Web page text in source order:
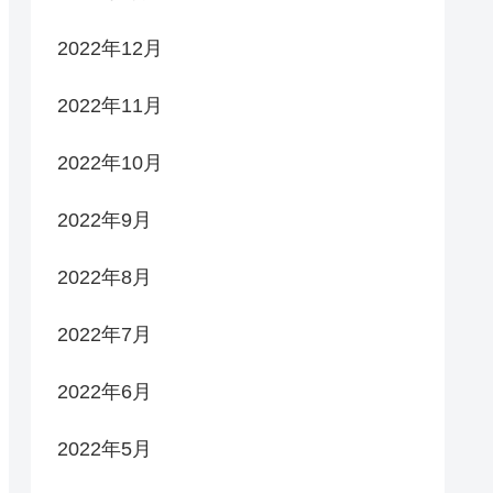
2022年12月
2022年11月
2022年10月
2022年9月
2022年8月
2022年7月
2022年6月
2022年5月